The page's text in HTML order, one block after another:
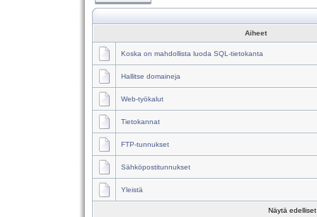
Aiheet
Koska on mahdollista luoda SQL-tietokanta
Hallitse domaineja
Web-työkalut
Tietokannat
FTP-tunnukset
Sähköpostitunnukset
Yleistä
Näytä